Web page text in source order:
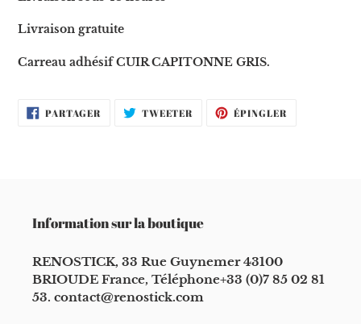
Livraison gratuite
Carreau adhésif CUIR CAPITONNE GRIS.
PARTAGER PARTAGER
SUR
TWEETER TWEETERÉPINGLER
Information sur la boutique
RENOSTICK, 33 Rue Guynemer 43100
BRIOUDE France, Téléphone+33 (0)7 85 02 81
53. contact@renostick.com